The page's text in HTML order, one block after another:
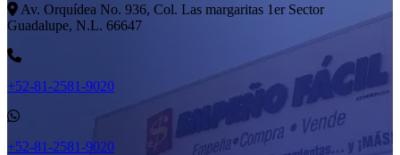
Av. Orquídea No. 936, Col. Las margaritas 1er Sector
Guadalupe, N.L. 66647
+52-81-2581-9020
+52-81-2581-9020